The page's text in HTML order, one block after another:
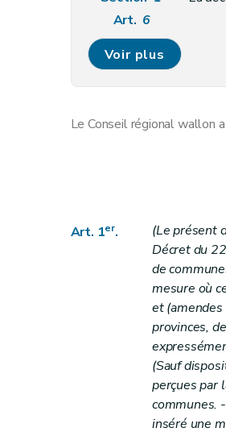
Art. 6
Art.7
Art.8
Art.10
Art.
11
11quater
11quater
Art. 11quinquies
Section3
Moyens
Art. 12
Art. 12bis
Art. 12ter
Art. 12quater
Art. 12quinquies
Voir plus
Le Conseil régional wallon
Art. 1er.
(Le présent
Décret du
de
mesure où
et
provinces,
(Sauf
perçues par
communes.
inséré une